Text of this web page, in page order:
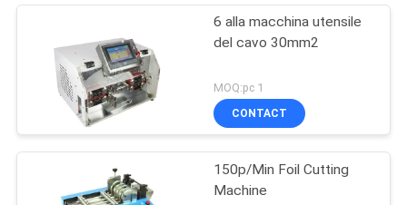
6 alla macchina utensile
del cavo 30mm2
MOQ:pc 1
CONTACT
150p/Min Foil Cutting
Machine